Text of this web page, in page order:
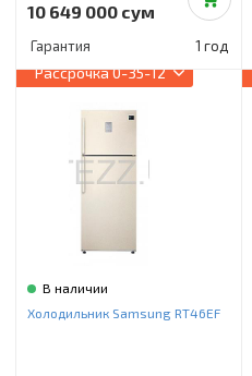
10 649 000 сум
Гарантия 1 год
Рассрочка0-35-12
В наличии
Холодильник Samsung RT46EF